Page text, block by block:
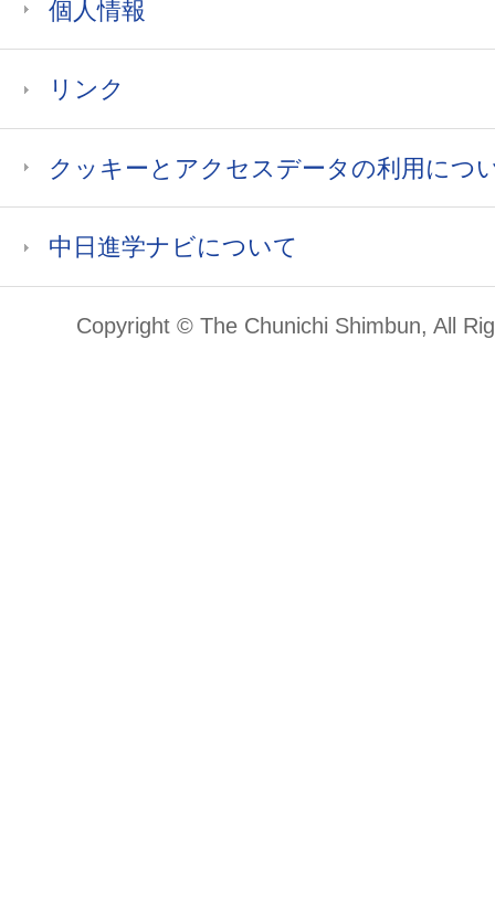
個人情報
リンク
クッキーとアクセスデータの利用につ
中日進学ナビについて
Copyright © The Chunichi Shimbun, All